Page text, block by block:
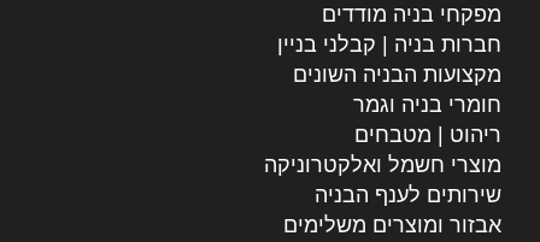
מפקחי בניה מודדים
חברות בניה | קבלני בניין
מקצועות הבניה השונים
חומרי בניה וגמר
ריהוט | מטבחים
מוצרי חשמל ואלקטרוניקה
שירותים לענף הבניה
אבזור ומוצרים משלימים